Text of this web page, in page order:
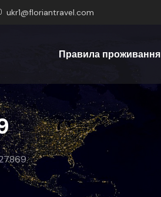
ukr1@floriantravel.com
Правила проживання